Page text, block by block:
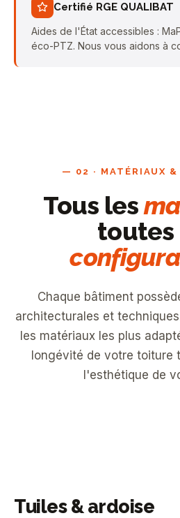
Certifié RGE QUALIBAT
Aides de l'État accessibles :
éco-PTZ. Nous vous aidons à
— 02 · MATÉRIAUX
Tous les
toutes
Chaque bâtiment
architecturales et
les matériaux les plus
longévité de votre toiture
l'esthétique de
Tuiles & ardoise